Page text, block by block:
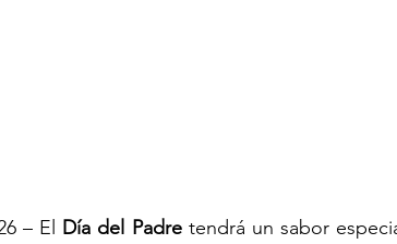
– El Día del Padre tendrá un sabor